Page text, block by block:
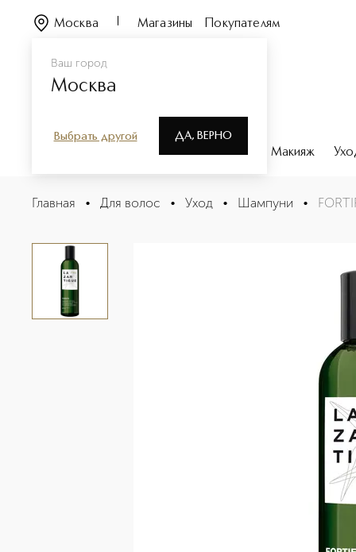
Ваш город
Москва
Выбрать другой ДА, ВЕРНО
Москва Магазины Покупателям
Парфюмерия Макияж
FORTIFY FORTIFYING SHAMPOO ANTI HAIR LOSS
Главная • Для волос • Уход • Шампуни •